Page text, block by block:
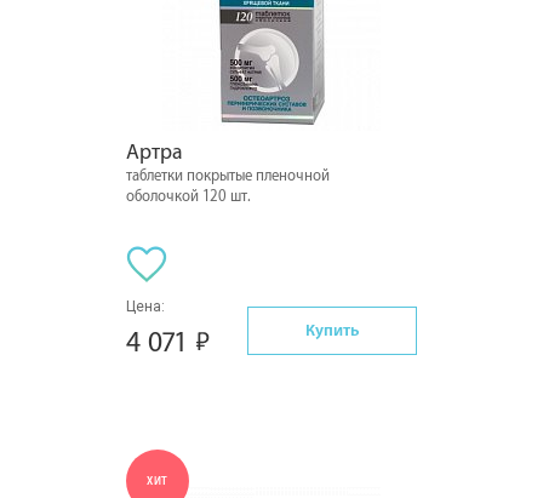
Артра
таблетки покрытые пленочной
оболочкой 120 шт.
Цена:
4 071 Купить
ХИТ